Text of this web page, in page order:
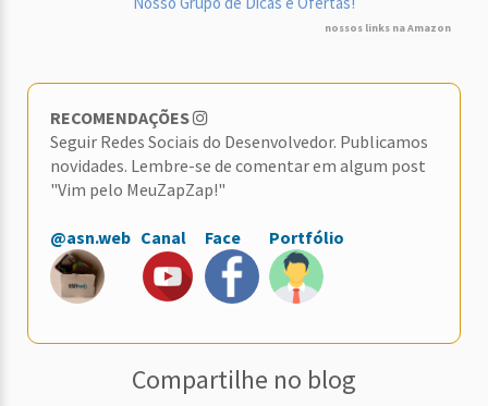
nossos links na Amazon
RECOMENDAÇÕES
Seguir Redes Sociais do Desenvolvedor. Publicamos
novidades. Lembre-se de comentar em algum post
"Vim pelo MeuZapZap!"
@asn.web Canal Face Portfólio
Compartilhe no blog